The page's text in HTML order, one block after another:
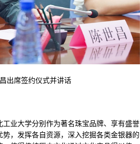
出席签约仪式并讲话
业大学分别作为著名珠宝品牌、享有盛誉
，发挥各自资源，深入挖掘各类金银器的